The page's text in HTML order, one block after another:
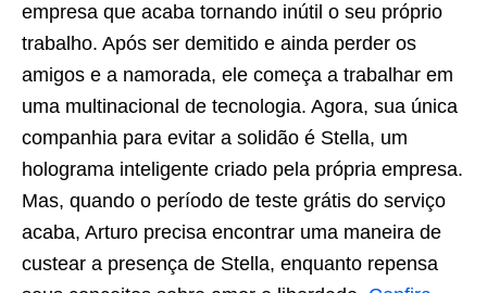
empresa que acaba tornando inútil o seu próprio
trabalho. Após ser demitido e ainda perder os
amigos e a namorada, ele começa a trabalhar em
uma multinacional de tecnologia. Agora, sua única
companhia para evitar a solidão é Stella, um
holograma inteligente criado pela própria empresa.
Mas, quando o período de teste grátis do serviço
acaba, Arturo precisa encontrar uma maneira de
custear a presença de Stella, enquanto repensa